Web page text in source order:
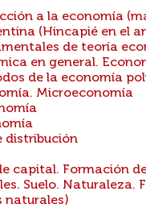
a la economía
(Hincapié en el
de teoría
en general.
de la economía
Microeconomía
distribución
capital. Formación
Suelo. Naturaleza.
naturales)